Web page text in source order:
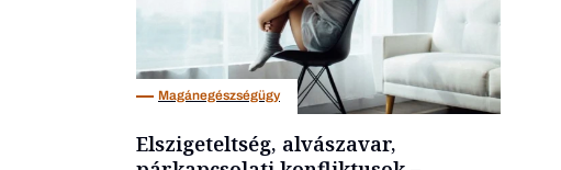
Magánegészségügy
Elszigeteltség, alvászavar,